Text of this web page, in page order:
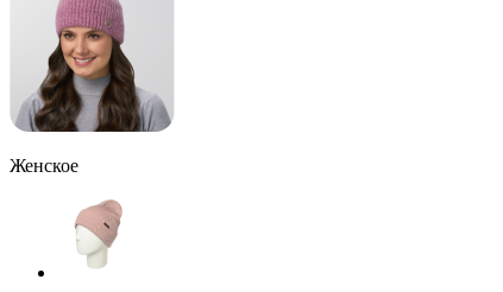
Женское